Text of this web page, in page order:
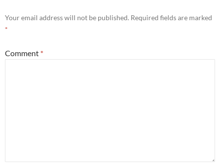
Your email address will not be published. Required fields are marked
*
Comment *